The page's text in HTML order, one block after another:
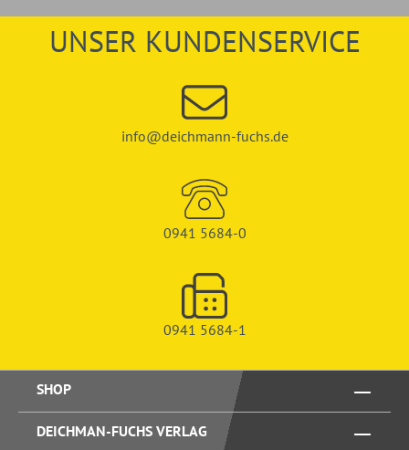
UNSER KUNDENSERVICE
info@deichmann-fuchs.de
0941 5684-0
0941 5684-1
SHOP
DEICHMAN-FUCHS VERLAG